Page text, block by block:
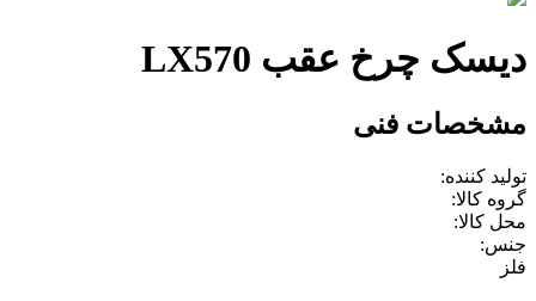
دیسک چرخ عقب LX570
مشخصات فنی
تولید کننده:
گروه کالا:
محل کالا:
جنس:
فلز